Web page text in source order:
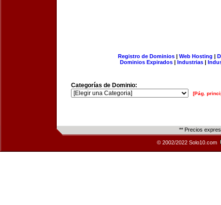
Registro de Dominios| Web Hosting |
Dominios Expirados | Industrias |
Categorías de Dominio:
[Pág.
** Precios
© 2002/2022 Solo10.com